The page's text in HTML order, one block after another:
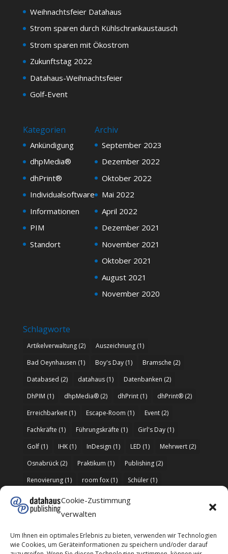
Cookie-Zustimmung
verwalten
Um Ihnen ein optimales Erlebnis zu bieten, verwenden wir Technologien
wie Cookies, um Geräteinformationen zu speichern und/oder darauf
Weihnachtsfeier Datahaus
Strom sparen durch Kühlschrankaustausch
Strom sparen mit Ökostrom
Zukunftstag 2022
Datahaus-Weihnachtsfeier
Golf-Event
Kategorien
Ankündigung
dhpMedia®
dhPrint®
Individualsoftware
Informationen
PIM
Standort
Archiv
September 2023
Dezember 2022
Oktober 2022
Mai 2022
April 2022
Dezember 2021
November 2021
Oktober 2021
August 2021
November 2020
Schlagworte
Artikelverwaltung(2) Auszeichnung(1)
Bad Oeynhausen (1) Boy's Day(1) Bramsche (2)
Databased (2) datahaus(1) Datenbanken (2)
DhPIM (1) dhpMedia®(2) dhPrint(1) dhPrint®(2)
Erreichbarkeit(1) Escape-Room (1) Event(2)
Fachkräfte (1) Führungskräfte (1) Girl's Day(1)
Golf(1) IHK(1) InDesign (1) LED (1) Mehrwert(2)
Osnabrück(2) Praktikum (1) Publishing(2)
Renovierung(1) room fox(1) Schüler(1)
Software(1) Sortiment (1)
Stele(1) Stromrechnung
Weihnachten(1) Weihnachtsfeier (1) Windows(1)